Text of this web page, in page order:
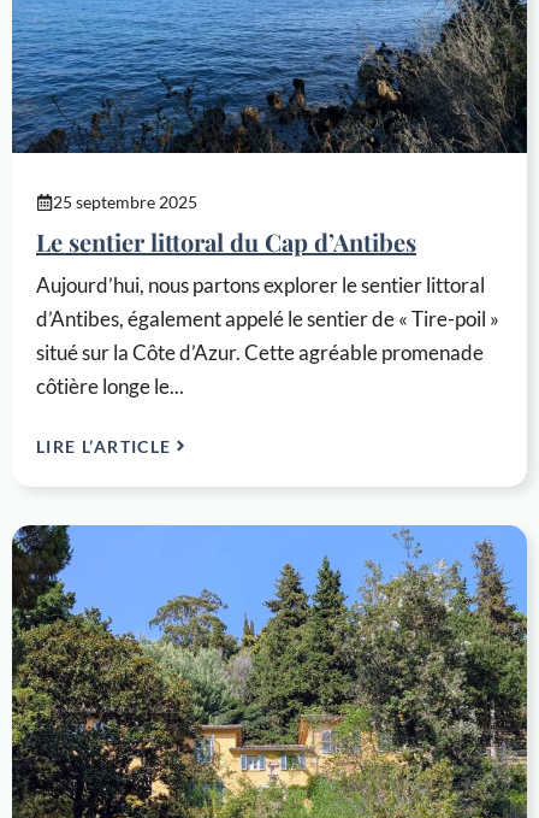
25 septembre 2025
Le sentier littoral du Cap d’Antibes
Aujourd’hui, nous partons explorer le sentier littoral
d’Antibes, également appelé le sentier de « Tire-poil »
situé sur la Côte d’Azur. Cette agréable promenade
côtière longe le...
LIRE L’ARTICLE